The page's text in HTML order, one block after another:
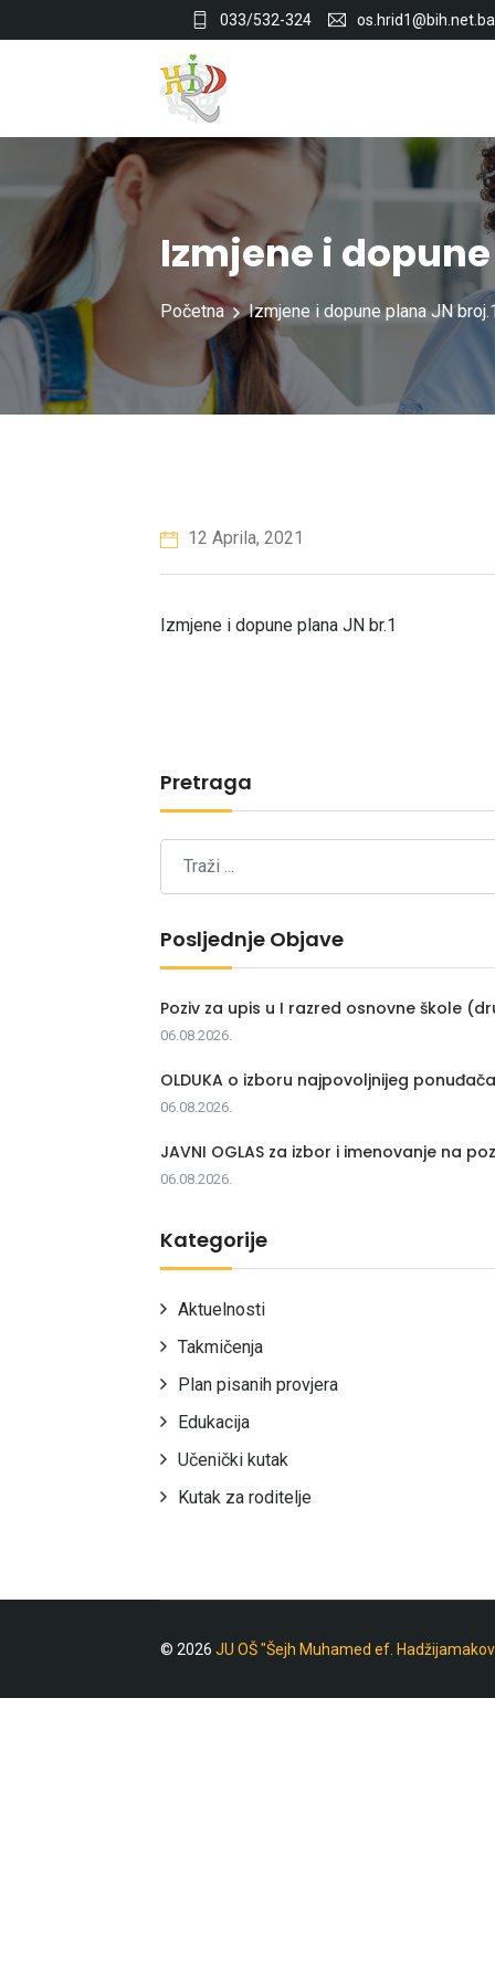
033/532-324 os.hrid1@bih.net.ba
Izmjene i
Početna Izmjene i dopune plana JN
12 Aprila, 2021
Izmjene i dopune plana JN br.1
Pretraga
Posljednje Objave
Poziv za upis u I razred osnovne škole
06.08.2026.
OLDUKA o izboru najpovoljnijeg
06.08.2026.
JAVNI OGLAS za izbor i imenovanje na
06.08.2026.
Kategorije
Aktuelnosti
Takmičenja
Plan pisanih provjera
Edukacija
Učenički kutak
Kutak za roditelje
© 2026 JU OŠ "Šejh Muhamed ef.